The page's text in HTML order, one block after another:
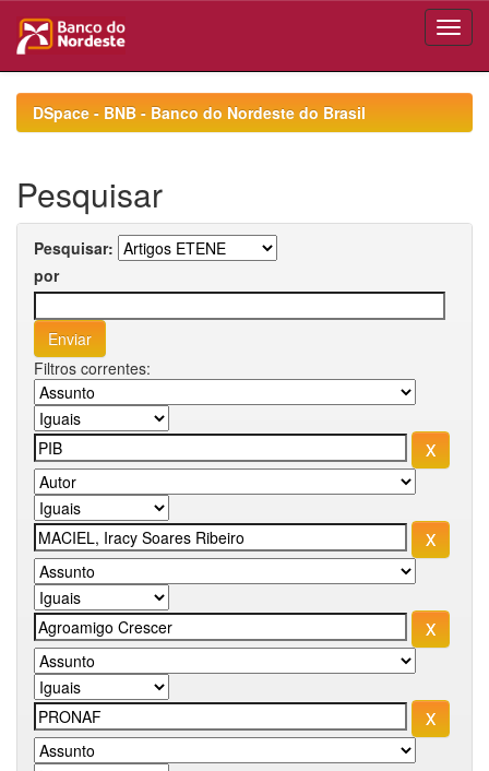
navigationDSpace - BNB - Banco do Nordeste do Brasil
Pesquisar
Pesquisar:
por
Filtros correntes: